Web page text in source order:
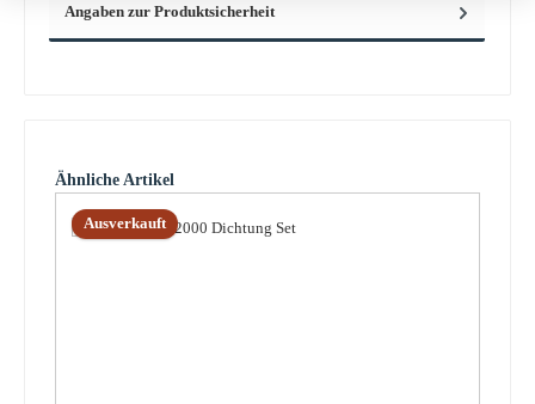
Angaben zur Produktsicherheit
Produktgalerie überspringen
Ähnliche Artikel
Ausverkauft